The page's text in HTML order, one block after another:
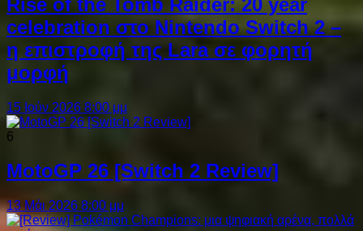
celebration στο Nintendo Switch 2 –
η επιστροφή της Lara σε φορητή
μορφή
15 Ιούν 2026 8:00 μμ
6
MotoGP 26 [Switch 2 Review]
13 Μάι 2026 8:00 μμ